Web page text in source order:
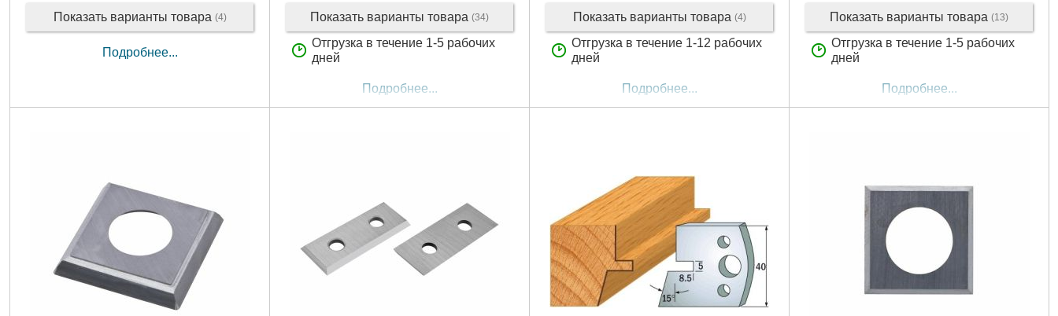
Показать варианты товара (4)
Подробнее...
Показать варианты товара (34)
Отгрузка в течение 1-5 рабочих
дней
Подробнее...
Показать варианты товара (4)
Отгрузка в течение 1-12 рабочих
дней
Подробнее...
Показать варианты товара (13)
Отгрузка в течение 1-5 рабочих
дней
Подробнее...